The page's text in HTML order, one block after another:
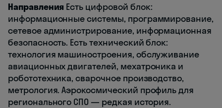
Направления Есть цифровой блок:
информационные системы, программирование,
сетевое администрирование, информационная
безопасность. Есть технический блок:
технология машиностроения, обслуживание
авиационных двигателей, мехатроника и
робототехника, сварочное производство,
метрология. Аэрокосмический профиль для
регионального СПО — редкая история.